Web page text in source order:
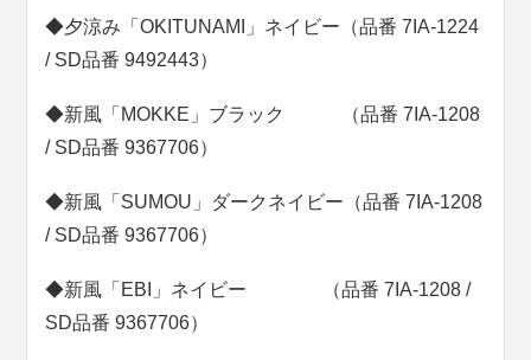
◆夕涼み「OKITUNAMI」ネイビー（品番 7IA-1224
/ SD品番 9492443）
◆新風「MOKKE」ブラック （品番 7IA-1208
/ SD品番 9367706）
◆新風「SUMOU」ダークネイビー（品番 7IA-1208
/ SD品番 9367706）
◆新風「EBI」ネイビー （品番 7IA-1208 /
SD品番 9367706）